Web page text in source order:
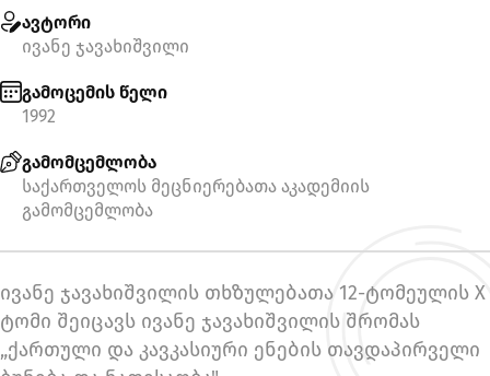
ავტორი
ივანე ჯავახიშვილი
გამოცემის წელი
1992
გამომცემლობა
საქართველოს მეცნიერებათა აკადემიის
გამომცემლობა
ივანე ჯავახიშვილის თხზულებათა 12-ტომეულის X
ტომი შეიცავს ივანე ჯავახიშვილის შრომას
„ქართული და კავკასიური ენების თავდაპირველი